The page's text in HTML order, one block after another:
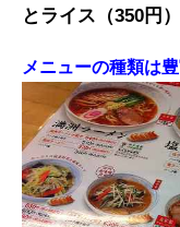
とライス（350円）
メニューの種類は豊